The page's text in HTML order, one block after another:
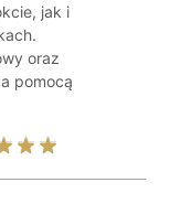
jak i
oraz
pomocą